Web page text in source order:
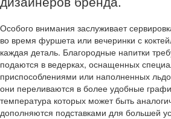
Особого внимания заслуживает
во время фуршета или вечеринки с
каждая деталь. Благородные напитки
подаются в ведерках, оснащенных
приспособлениями или наполненных
они переливаются в более удобные
температура которых может быть
дополняются подставками для большей